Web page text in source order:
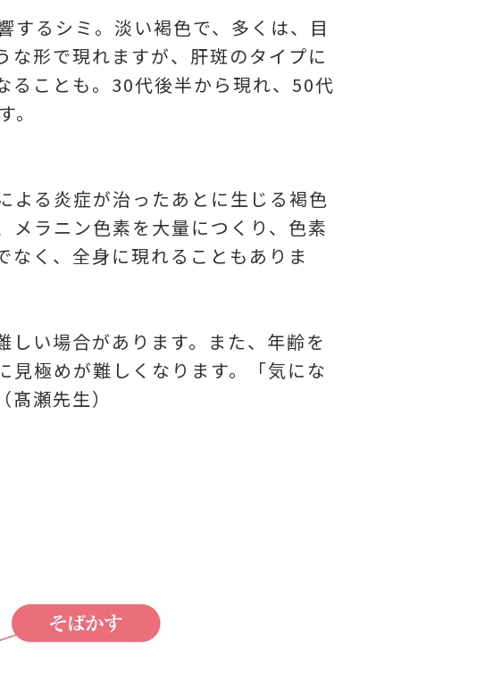
するシミ。淡い褐色で、多くは、目
な形で現れますが、肝斑のタイプに
ることも。30代後半から現れ、50代
よる炎症が治ったあとに生じる褐色
メラニン色素を大量につくり、色素
なく、全身に現れることもありま
い場合があります。また、年齢を
見極めが難しくなります。「気にな
瀬先生）